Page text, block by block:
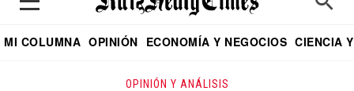
MI COLUMNA OPINIÓN ECONOMÍA Y NEGOCIOS CIENCIA
OPINIÓN Y ANÁLISIS